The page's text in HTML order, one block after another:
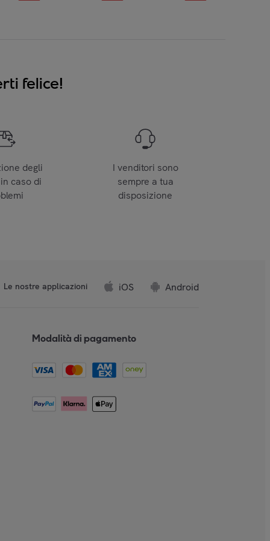
felice!
degli
caso di
I venditori sono
sempre a tua
disposizione
Le nostre applicazioni iOS Android
Modalità di pagamento